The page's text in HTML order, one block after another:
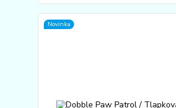
Novinka